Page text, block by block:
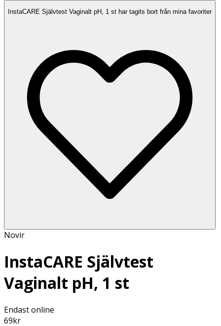
InstaCARE Självtest Vaginalt pH, 1 st har tagits bort från mina favoriter
Novir
InstaCARE Självtest
Vaginalt pH, 1 st
Endast online
69kr